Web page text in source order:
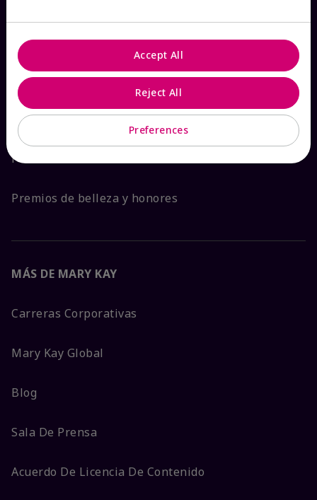
Garantía de Satisfacción
Sobre Mary Kay
Sostenibilidad
Promesa De Producto
Premios de belleza y honores
MÁS DE MARY KAY
Carreras Corporativas
Mary Kay Global
Blog
Sala De Prensa
Acuerdo De Licencia De Contenido
Preferences
Reject All
Accept All